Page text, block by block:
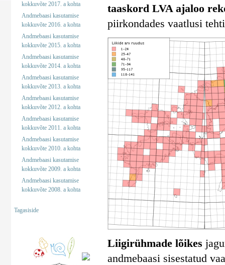
kokkuvõte 2017. a kohta
Andmebaasi kasutamise
kokkuvõte 2016. a kohta
Andmebaasi kasutamise
kokkuvõte 2015. a kohta
Andmebaasi kasutamise
kokkuvõte 2014. a kohta
Andmebaasi kasutamise
kokkuvõte 2013. a kohta
Andmebaasi kasutamise
kokkuvõte 2012. a kohta
Andmebaasi kasutamise
kokkuvõte 2011. a kohta
Andmebaasi kasutamise
kokkuvõte 2010. a kohta
Andmebaasi kasutamise
kokkuvõte 2009. a kohta
Andmebaasi kasutamise
kokkuvõte 2008. a kohta
Tagasiside
taaskord LVA ajaloo
piirkondades vaatlusi
Liigirühmade lõikes
andmebaasi sisestatud